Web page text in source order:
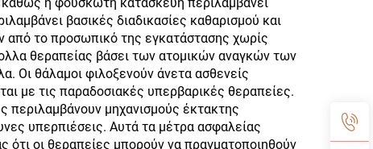
βασικές διαδικασίες καθαρισμού και
από το προσωπικό της εγκατάστασης χωρίς
θεραπείας βάσει των ατομικών αναγκών των
Οι θάλαμοι φιλοξενούν άνετα ασθενείς
με τις παραδοσιακές υπερβαρικές θεραπείες.
μηχανισμούς έκτακτης
υπερπιέσεις. Αυτά τα μέτρα ασφαλείας
ότι οι θεραπείες μπορούν να πραγματοποιηθούν